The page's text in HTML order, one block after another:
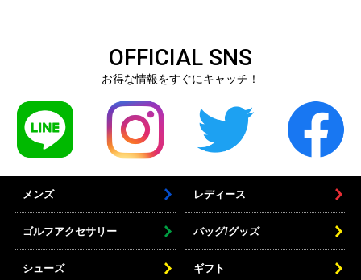
OFFICIAL SNS
お得な情報をすぐにキャッチ！
メンズ レディース
ゴルフアクセサリー バッグ/グッズ
シューズ ギフト